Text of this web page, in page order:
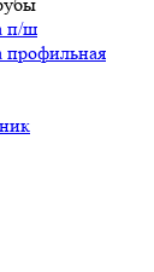
п/ш
профильная